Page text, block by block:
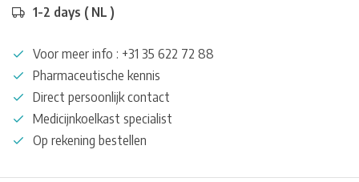
1-2 days ( NL )
Voor meer info : +31 35 622 72 88
Pharmaceutische kennis
Direct persoonlijk contact
Medicijnkoelkast specialist
Op rekening bestellen